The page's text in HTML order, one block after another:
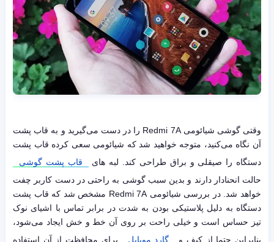
وقتی گوشی شیائومی Redmi 7A را در دست می‌گیرید و به قاب پشت
آن نگاه می‌کنید، متوجه خواهید شد که شیائومی سعی کرده قاب پشت
دستگاه را صیقلی و براق طراحی کند. لبه های
قاب پشت گوشی
حالت انحنادار دارند و بدین سبب گوشی به راحتی در دست کاربر چفت
خواهد شد. در بررسی شیائومی Redmi 7A مشخص شد که قاب پشت
دستگاه به دلیل پلاستیکی بودن به شدت در برابر تماس با اشیای نوک
تیز حساس است و خیلی راحت بر روی آن خط و خش ایجاد می‌شود،
بنابراین حتما از کیف و
گارد موبایل برای محافظت از آن استفاده